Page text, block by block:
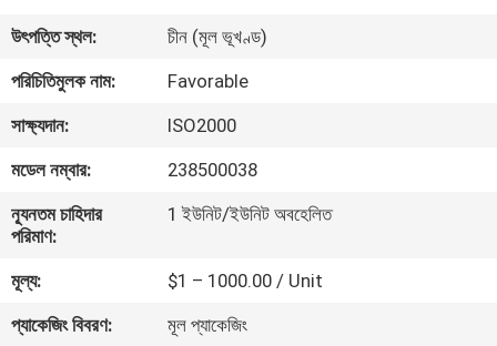
আমাদের
সম্পর্কে
কারখানা
ভ্রমণ
নিয়ন্ত্রণ
উৎপত্তি স্থল:
চীন (মূল ভূখণ্ড)
পরিচিতিমুলক নাম:
Favorable
সাক্ষ্যদান:
ISO2000
মডেল নম্বার:
238500038
ন্যূনতম চাহিদার
পরিমাণ:
1 ইউনিট/ইউনিট অবহেলিত
মূল্য:
$1 – 1000.00 / Unit
প্যাকেজিং বিবরণ:
মূল প্যাকেজিং